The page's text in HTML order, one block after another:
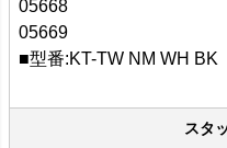
05668
05669
■型番:KT-TW NM WH BK
スタ